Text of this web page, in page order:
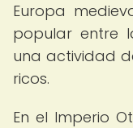
Europa
popular entre
una actividad
ricos.
En el Imperio